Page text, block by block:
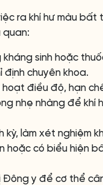
ra khí hư màu bất
quan:
sinh hoặc
định chuyên khoa.
hoạt điều độ, hạn
nhẹ nhàng để khí
kỳ, làm xét nghiệm
hoặc có biểu hiện
Đông y để cơ thể